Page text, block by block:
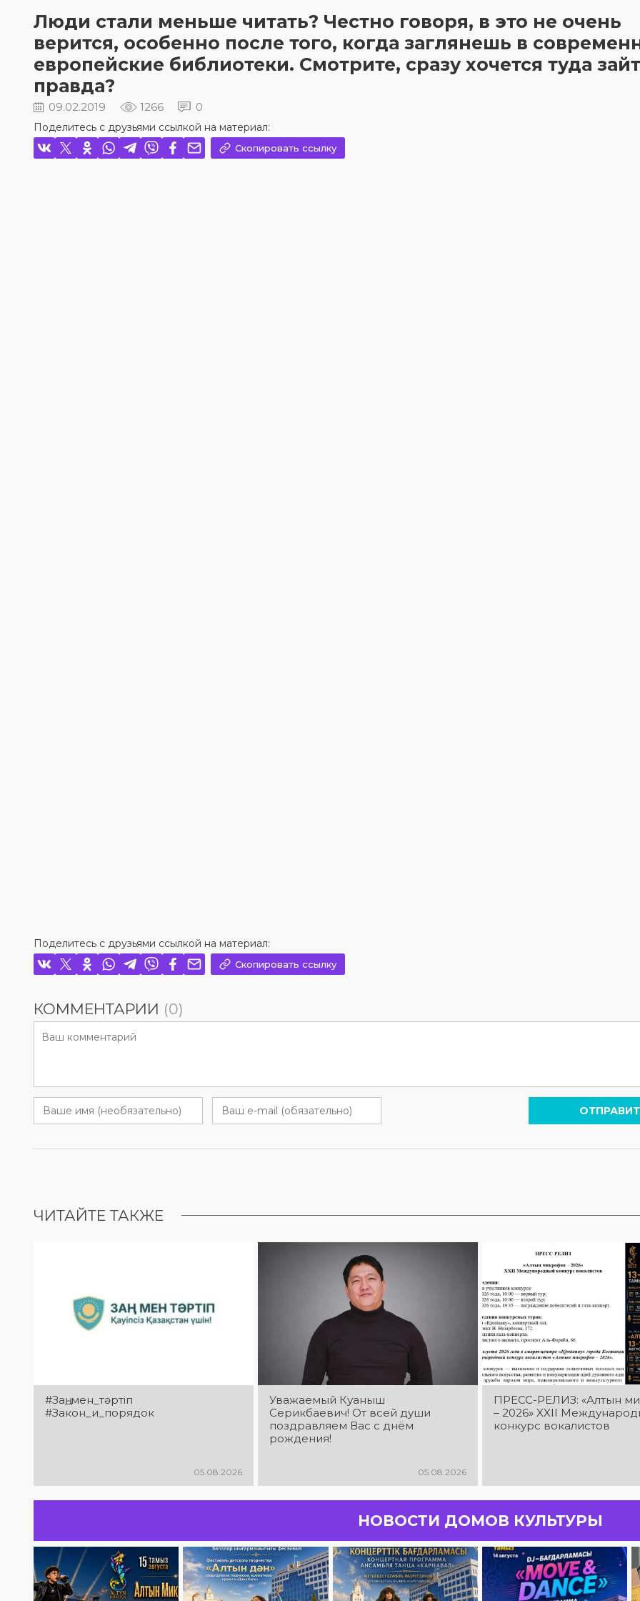
Люди стали меньше читать? Честно говоря, в это не очень
верится, особенно после того, когда заглянешь в
европейские библиотеки. Смотрите, сразу хочется туда
правда?
09.02.2019 1266 0
Поделитесь с друзьями ссылкой на материал:
Скопировать ссылку
Поделитесь с друзьями ссылкой на материал:
Скопировать ссылку
КОММЕНТАРИИ (0)
ЧИТАЙТЕ ТАКЖЕ
#Заң_мен_тәртіп
#Закон_и_порядок
05.08.2026
Уважаемый Куаныш
Серикбаевич! От всей души
поздравляем Вас с днём
рождения!
05.08.2026
ПРЕСС-РЕЛИЗ: «Алтын
– 2026» XXIІ
конкурс вокалистов
НОВОСТИ ДОМОВ КУЛЬТУРЫ